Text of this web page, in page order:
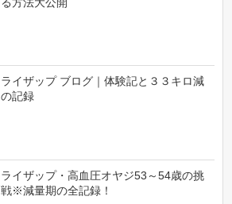
る方法大公開
ライザップ ブログ｜体験記と３３キロ減
の記録
ライザップ・高血圧オヤジ53～54歳の挑
戦※減量期の全記録！